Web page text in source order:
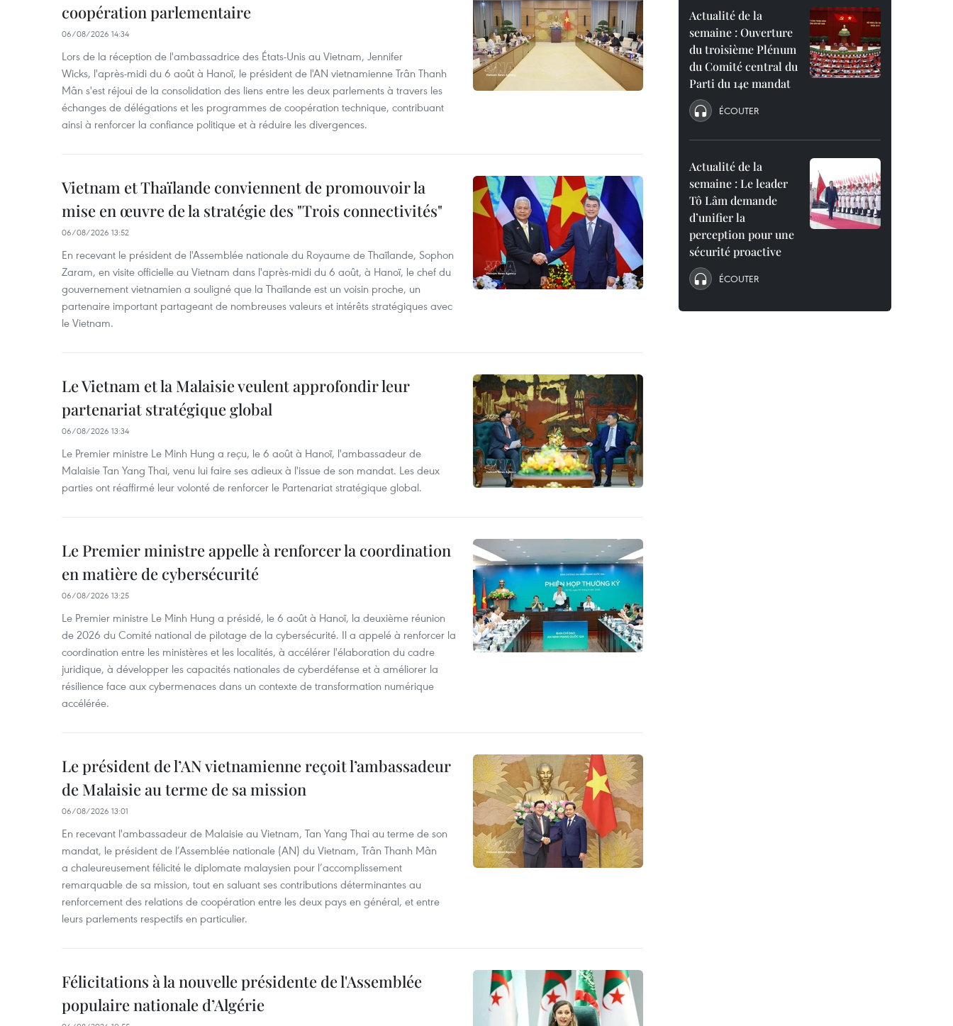
coopération parlementaire
06/08/2026 14:34
Lors de la réception de l'ambassadrice des États-Unis au Vietnam, Jennifer
Wicks, l'après-midi du 6 août à Hanoï, le président de l'AN vietnamienne Trân Thanh
Mân s'est réjoui de la consolidation des liens entre les deux parlements à travers les
échanges de délégations et les programmes de coopération technique, contribuant
ainsi à renforcer la confiance politique et à réduire les divergences.
Vietnam et Thaïlande conviennent de promouvoir la
mise en œuvre de la stratégie des "Trois connectivités"
06/08/2026 13:52
En recevant le président de l'Assemblée nationale du Royaume de Thaïlande, Sophon
Zaram, en visite officielle au Vietnam dans l'après-midi du 6 août, à Hanoï, le chef du
gouvernement vietnamien a souligné que la Thaïlande est un voisin proche, un
partenaire important partageant de nombreuses valeurs et intérêts stratégiques avec
le Vietnam.
Le Vietnam et la Malaisie veulent approfondir leur
partenariat stratégique global
06/08/2026 13:34
Le Premier ministre Le Minh Hung a reçu, le 6 août à Hanoï, l'ambassadeur de
Malaisie Tan Yang Thai, venu lui faire ses adieux à l'issue de son mandat. Les deux
parties ont réaffirmé leur volonté de renforcer le Partenariat stratégique global.
Le Premier ministre appelle à renforcer la coordination
en matière de cybersécurité
06/08/2026 13:25
Le Premier ministre Le Minh Hung a présidé, le 6 août à Hanoï, la deuxième réunion
de 2026 du Comité national de pilotage de la cybersécurité. Il a appelé à renforcer la
coordination entre les ministères et les localités, à accélérer l'élaboration du cadre
juridique, à développer les capacités nationales de cyberdéfense et à améliorer la
résilience face aux cybermenaces dans un contexte de transformation numérique
accélérée.
Le président de l’AN vietnamienne reçoit l’ambassadeur
de Malaisie au terme de sa mission
06/08/2026 13:01
En recevant l'ambassadeur de Malaisie au Vietnam, Tan Yang Thai au terme de son
mandat, le président de l’Assemblée nationale (AN) du Vietnam, Trân Thanh Mân
a chaleureusement félicité le diplomate malaysien pour l’accomplissement
remarquable de sa mission, tout en saluant ses contributions déterminantes au
renforcement des relations de coopération entre les deux pays en général, et entre
leurs parlements respectifs en particulier.
Félicitations à la nouvelle présidente de l'Assemblée
populaire nationale d’Algérie
Actualité de la
semaine : Ouverture
du troisième Plénum
du Comité central du
Parti du 14e mandat
ÉCOUTER
Actualité de la
semaine : Le leader
Tô Lâm demande
d’unifier la
perception pour une
sécurité proactive
ÉCOUTER